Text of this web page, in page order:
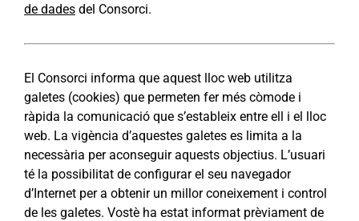
de dades del Consorci.
El Consorci informa que aquest lloc web utilitza
galetes (cookies) que permeten fer més còmode i
ràpida la comunicació que s’estableix entre ell i el lloc
web. La vigència d’aquestes galetes es limita a la
necessària per aconseguir aquests objectius. L’usuari
té la possibilitat de configurar el seu navegador
d’Internet per a obtenir un millor coneixement i control
de les galetes. Vostè ha estat informat prèviament de